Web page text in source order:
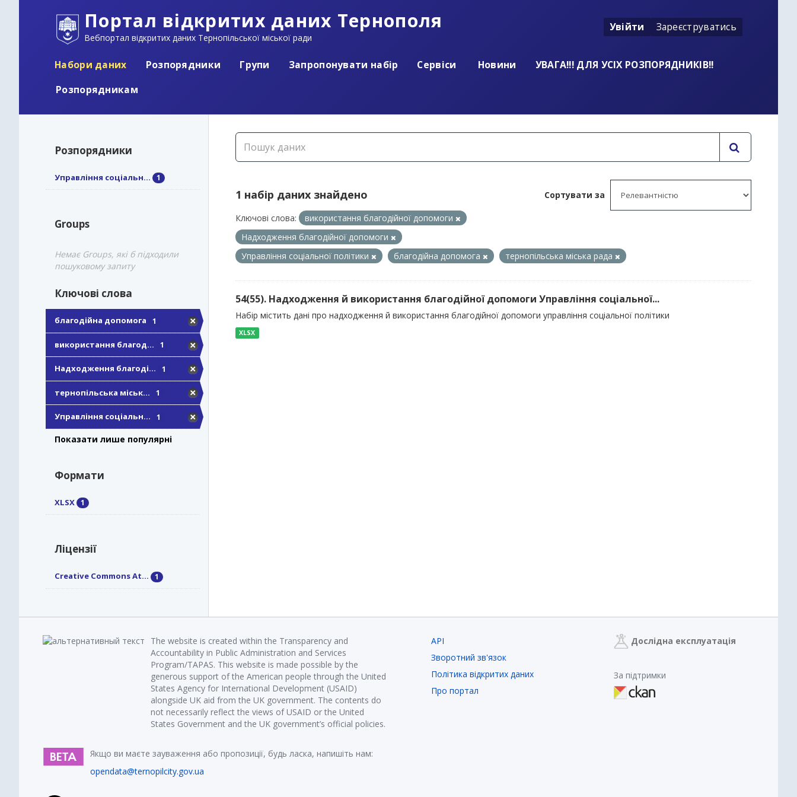
Портал відкритих даних Тернополя
Вебпортал відкритих даних Тернопільської міської ради
Увійти Зареєструватись
Набори даних Розпорядники Групи Запропонувати набір Сервіси Новини
УВАГА!!! ДЛЯ УСІХ РОЗПОРЯДНИКІВ!!
Розпорядникам
Розпорядники
Управління соціальн... 1
Groups
Немає Groups, які б підходили
пошуковому запиту
Ключові слова
благодійна допомога 1
використання благод... 1
Надходження благоді... 1
тернопільська міськ... 1
Управління соціальн... 1
Показати лише популярні
Формати
XLSX 1
Ліцензії
Creative Commons At... 1
Сортувати за
1 набір даних знайдено
Ключові слова:
використання благодійної допомоги
Надходження благодійної допомоги
Управління соціальної політики
благодійна допомога тернопільська міська рада
54(55). Надходження й використання благодійної допомоги Управління соціальної...
Набір містить дані про надходження й використання благодійної допомоги управління соціальної політики
XLSX
The website is created within the Transparency and
Accountability in Public Administration and Services
Program/TAPAS. This website is made possible by the
generous support of the American people through the United
States Agency for International Development (USAID)
alongside UK aid from the UK government. The contents do
not necessarily reflect the views of USAID or the United
States Government and the UK government’s official policies.
Якщо ви маєте зауваження або пропозиції, будь ласка, напишіть нам:
opendata@ternopilcity.gov.ua
API
Зворотний зв'язок
Політика відкритих даних
Про портал
Дослідна експлуатація
За підтримки